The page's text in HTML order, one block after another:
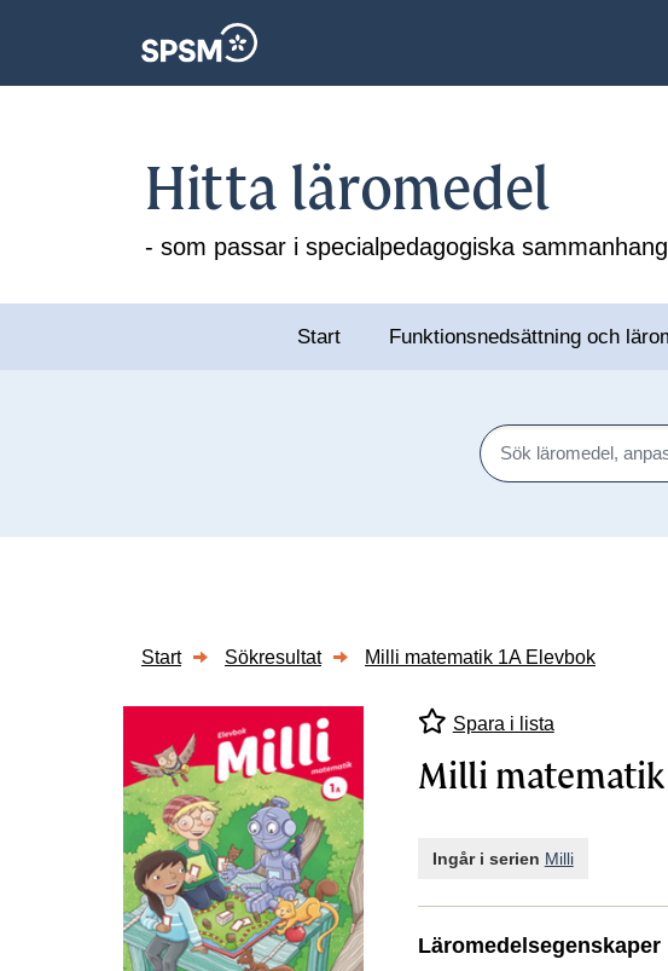
Hitta läromedel
- som passar i specialpedagogiska sammanhang
Start Funktionsnedsättning och
Sök
Start Sökresultat Milli matematik 1A Elevbok
Spara i lista
Milli matematik
Ingår i serien Milli
Läromedelsegenskaper